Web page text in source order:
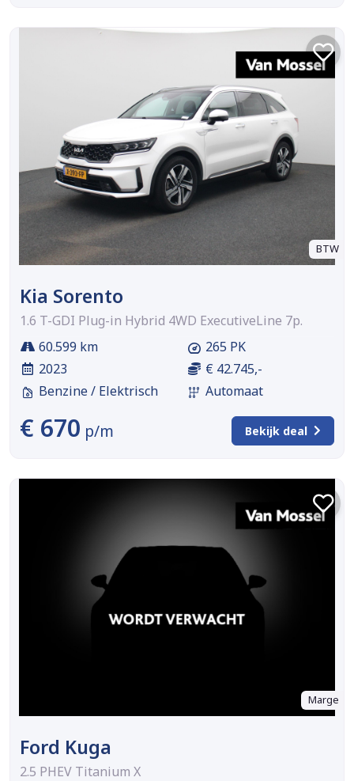
BTW
Kia Sorento
1.6 T-GDI Plug-in Hybrid 4WD ExecutiveLine 7p.
60.599 km
2023
Benzine / Elektrisch
265 PK
€ 42.745,-
Automaat
€ 670 p/m Bekijk deal
Marge
Ford Kuga
2.5 PHEV Titanium X